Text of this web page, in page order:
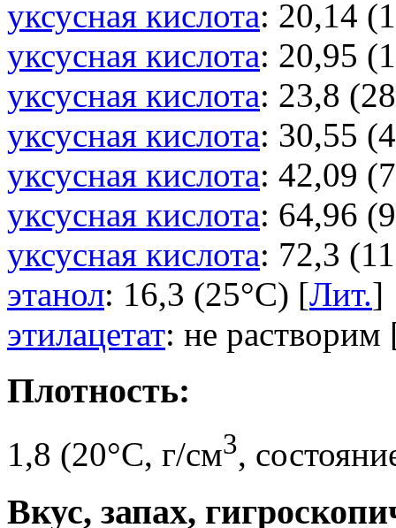
уксусная кислота: 20,14
уксусная кислота: 20,95
уксусная кислота: 23,8
уксусная кислота: 30,55
уксусная кислота: 42,09
уксусная кислота: 64,96
уксусная кислота: 72,3
этанол: 16,3 (25°C) [Лит.]
этилацетат: не растворим
Плотность:
1,8 (20°C, г/см3,
Вкус, запах,